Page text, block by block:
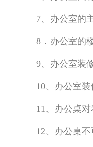
7、办公室的
8．办公室的
9、办公室装
10、办公室
11、办公桌
12、办公桌